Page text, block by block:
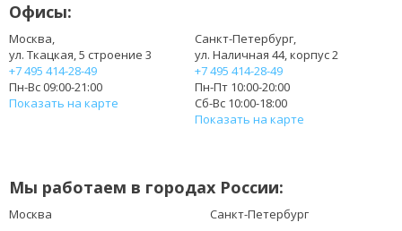
Офисы:
Москва,
ул. Ткацкая, 5 строение 3
+7 495 414-28-49
Пн-Вс 09:00-21:00
Показать на карте
Санкт-Петербург,
ул. Наличная 44, корпус 2
+7 495 414-28-49
Пн-Пт 10:00-20:00
Сб-Вс 10:00-18:00
Показать на карте
Мы работаем в городах России:
Москва Санкт-Петербург